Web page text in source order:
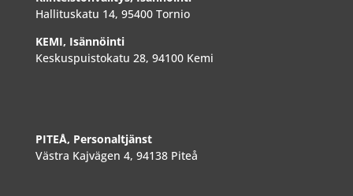
Hallituskatu 14, 95400 Tornio
KEMI, Isännöinti
Keskuspuistokatu 28, 94100 Kemi
PITEÅ, Personaltjänst
Västra Kajvägen 4, 94138 Piteå